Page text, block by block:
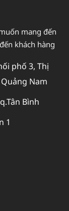
mang đến
khách hàng
phố 3, Thị
Nam
Bình
1